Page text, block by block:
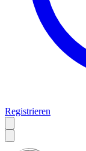
Registrieren